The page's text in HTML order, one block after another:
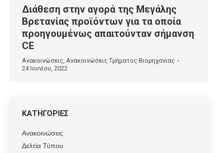
Διάθεση στην αγορά της Μεγάλης
Βρετανίας προϊόντων για τα οποία
προηγουμένως απαιτούνταν σήμανση
CE
Ανακοινώσεις, Ανακοινώσεις Τμήματος Βιομηχανίας
24 Ιουνίου, 2022
ΚΑΤΗΓΟΡΙΕΣ
Ανακοινώσεις
Δελτία Τύπου